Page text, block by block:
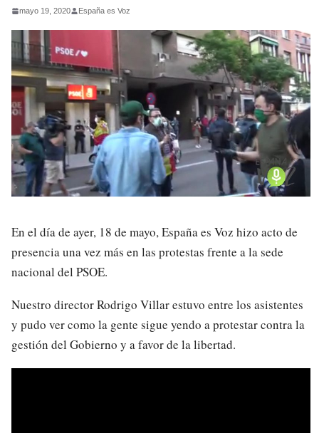
mayo 19, 2020 España es Voz
En el día de ayer, 18 de mayo, España es Voz hizo acto de
presencia una vez más en las protestas frente a la sede
nacional del PSOE.
Nuestro director Rodrigo Villar estuvo entre los asistentes
y pudo ver como la gente sigue yendo a protestar contra la
gestión del Gobierno y a favor de la libertad.